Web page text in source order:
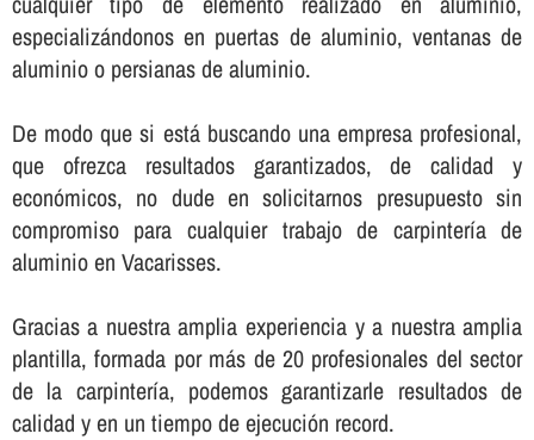
especializándonos en puertas de aluminio, ventanas de
aluminio o persianas de aluminio.
De modo que si está buscando una empresa profesional,
que ofrezca resultados garantizados, de calidad y
económicos, no dude en solicitarnos presupuesto sin
compromiso para cualquier trabajo de carpinterí­a de
aluminio en Vacarisses.
Gracias a nuestra amplia experiencia y a nuestra amplia
plantilla, formada por más de 20 profesionales del sector
de la carpinterí­a, podemos garantizarle resultados de
calidad y en un tiempo de ejecución record.